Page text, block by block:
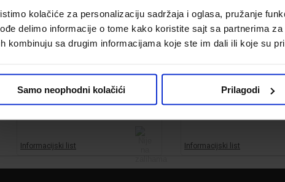
kolačiće za personalizaciju sadržaja i oglasa, pružanje
delimo informacije o tome kako koristite sajt sa partnerima
kombinuju sa drugim informacijama koje ste im dali ili koje su
Samo neophodni kolačići Prilagodi
mašina za pranje i sušenje
veša
Kod:645500
72,999.00 din.
Informacijski list
mašina za pranje i
645499
63,999.00 din.
Informacijski list